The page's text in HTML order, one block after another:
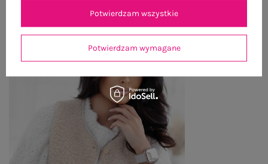
Potwierdzam wymagane
Potwierdzam wszystkie